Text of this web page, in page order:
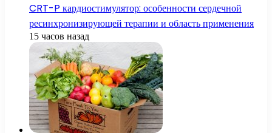
CRT-P кардиостимулятор: особенности сердечной
ресинхронизирующей терапии и область применения
15 часов назад